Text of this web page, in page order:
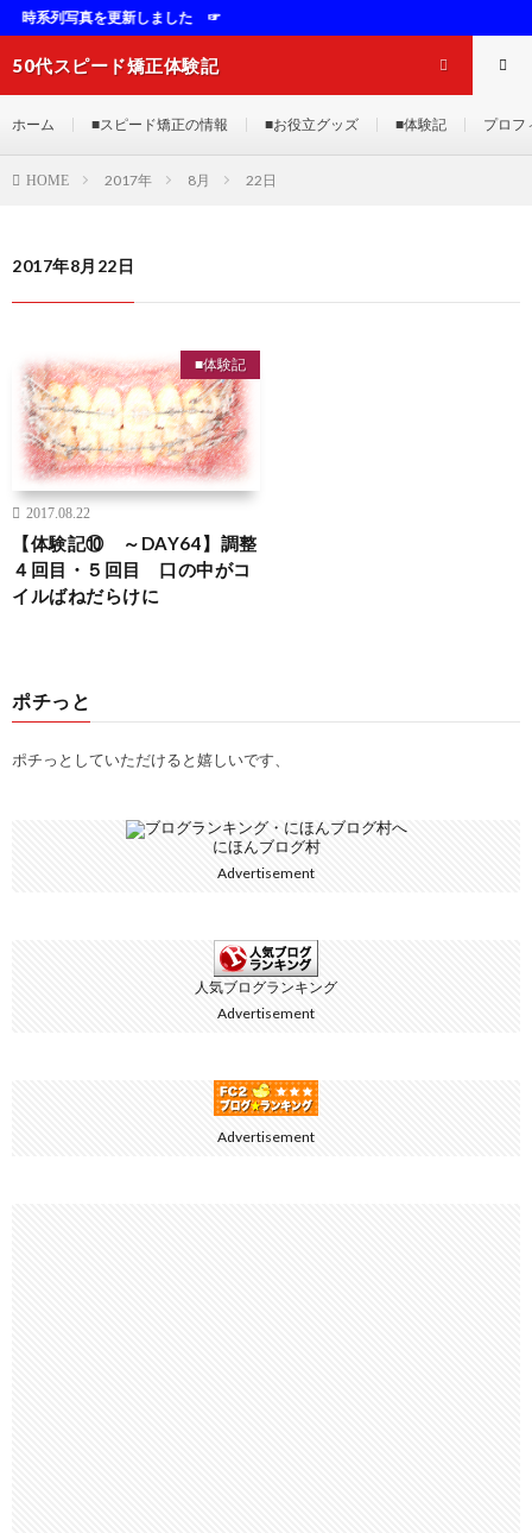
写真を更新しました ☞
50代スピード矯正体験記
ホーム ■スピード矯正の情報 ■お役立グッズ ■体験記 プロフ
HOME 2017年 8月 22日
2017年8月22日
■体験記
2017.08.22
【体験記⑩ ～DAY64】調整
４回目・５回目 口の中がコ
イルばねだらけに
ポチっと
ポチっとしていただけると嬉しいです、
にほんブログ村
Advertisement
人気ブログランキング
Advertisement
Advertisement